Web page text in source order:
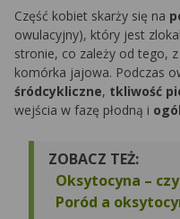
Część kobiet skarży się na
owulacyjny), który jest
stronie, co zależy od tego,
komórka jajowa. Podczas
śródcykliczne, tkliwość
wejścia w fazę płodną i
ZOBACZ TEŻ:
Oksytocyna –
Poród a